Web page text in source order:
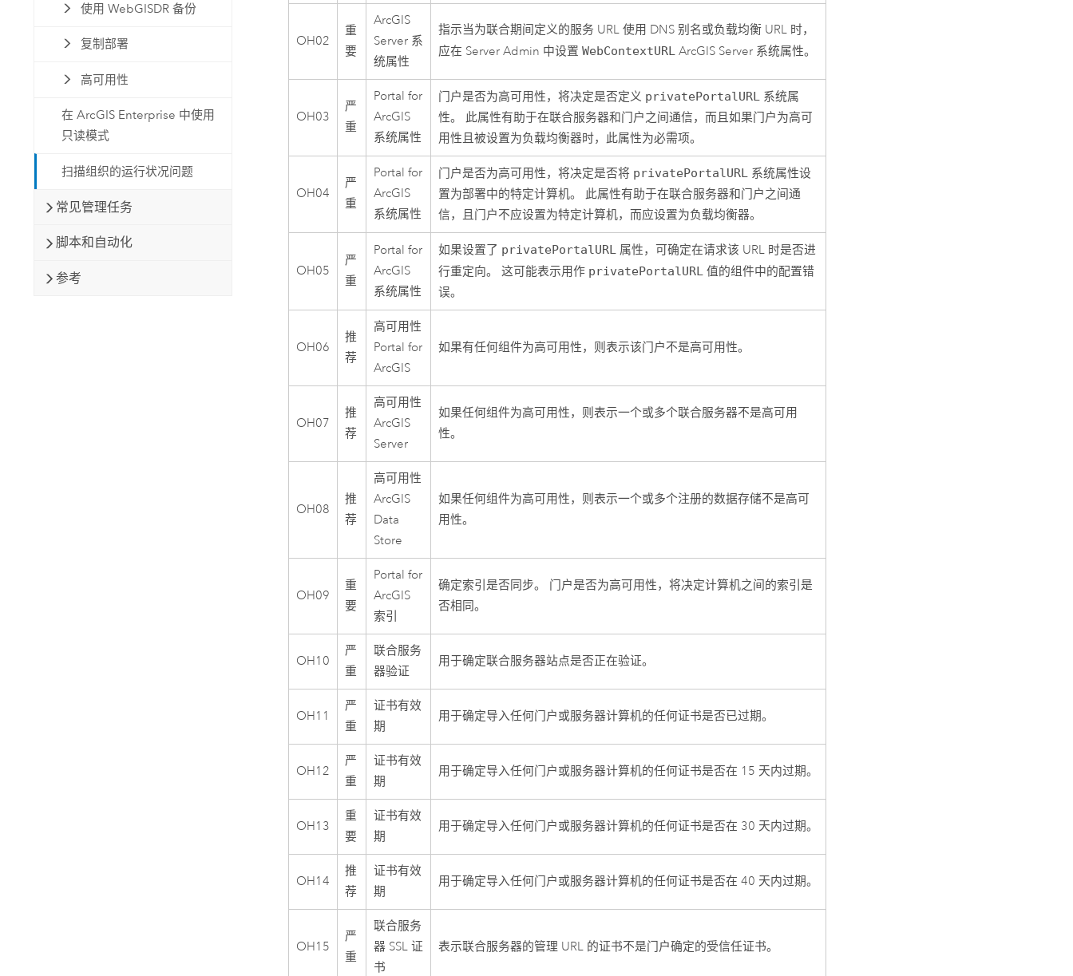
使用 WebGISDR 备份
复制部署
高可用性
在 ArcGIS Enterprise 中使用
只读模式
扫描组织的运行状况问题
常见管理任务
脚本和自动化
参考
OH02
重
要
ArcGIS
Server 系
统属性
指示当为联合期间定义的服务 URL 使用 DNS 别名或负载均衡 URL 时，
应在 Server Admin 中设置WebContextURL ArcGIS Server 系统属性。
OH03
严
重
Portal for
ArcGIS
系统属性
门户是否为高可用性，将决定是否定义 privatePortalURL 系统属
性。 此属性有助于在联合服务器和门户之间通信，而且如果门户为高可
用性且被设置为负载均衡器时，此属性为必需项。
OH04
严
重
Portal for
ArcGIS
系统属性
门户是否为高可用性，将决定是否将 privatePortalURL 系统属性设
置为部署中的特定计算机。 此属性有助于在联合服务器和门户之间通
信，且门户不应设置为特定计算机，而应设置为负载均衡器。
OH05
严
重
Portal for
ArcGIS
系统属性
如果设置了 privatePortalURL 属性，可确定在请求该 URL 时是否进
行重定向。 这可能表示用作 privatePortalURL 值的组件中的配置错
误。
OH06
推
荐
高可用性
Portal for
ArcGIS
如果有任何组件为高可用性，则表示该门户不是高可用性。
OH07
推
荐
高可用性
ArcGIS
Server
如果任何组件为高可用性，则表示一个或多个联合服务器不是高可用
性。
OH08
推
荐
高可用性
ArcGIS
Data
Store
如果任何组件为高可用性，则表示一个或多个注册的数据存储不是高可
用性。
OH09
重
要
Portal for
ArcGIS
索引
确定索引是否同步。 门户是否为高可用性，将决定计算机之间的索引是
否相同。
OH10
严
重
联合服务
器验证
用于确定联合服务器站点是否正在验证。
OH11
严
重
证书有效
期
用于确定导入任何门户或服务器计算机的任何证书是否已过期。
OH12
严
重
证书有效
期
用于确定导入任何门户或服务器计算机的任何证书是否在 15 天内过期。
OH13
重
要
证书有效
期
用于确定导入任何门户或服务器计算机的任何证书是否在 30 天内过期。
OH14
推
荐
证书有效
期
用于确定导入任何门户或服务器计算机的任何证书是否在 40 天内过期。
OH15
严
重
联合服务
器 SSL 证
书
表示联合服务器的管理 URL 的证书不是门户确定的受信任证书。